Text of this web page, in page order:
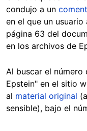
condujo a un
en el que un
página 63 del
en los archivos de
Al buscar el
Epstein" en el sitio
al material original
sensible), bajo el